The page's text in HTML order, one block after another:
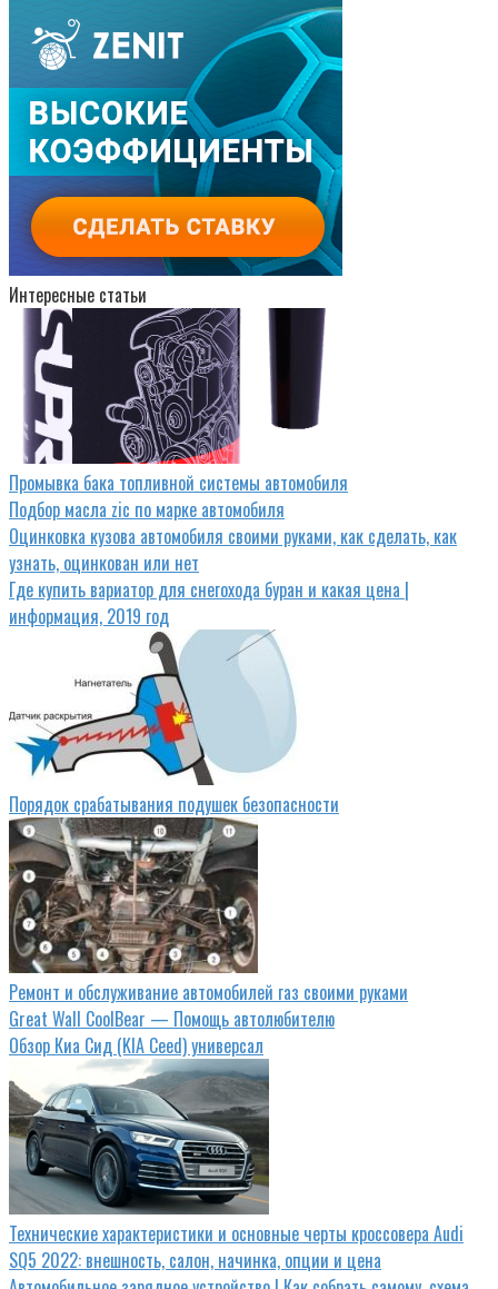
Интересные статьи
Промывка бака топливной системы автомобиля
Подбор масла zic по марке автомобиля
Оцинковка кузова автомобиля своими руками, как сделать, как
узнать, оцинкован или нет
Где купить вариатор для снегохода буран и какая цена |
информация, 2019 год
Порядок срабатывания подушек безопасности
Ремонт и обслуживание автомобилей газ своими руками
Great Wall CoolBear — Помощь автолюбителю
Обзор Киа Сид (KIA Ceed) универсал
Технические характеристики и основные черты кроссовера Audi
SQ5 2022: внешность, салон, начинка, опции и цена